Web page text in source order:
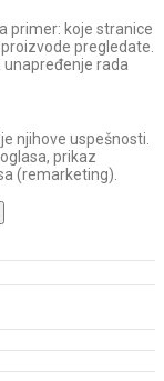
primer: koje stranice
pregledate.
unapređenje rada
njihove uspešnosti.
prikaz
(remarketing).